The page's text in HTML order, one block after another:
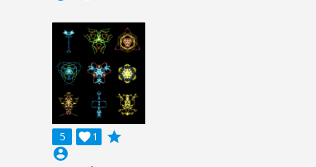
5 1

grade
account_circle